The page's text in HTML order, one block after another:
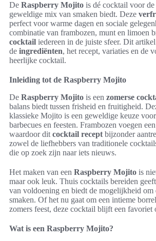
De Raspberry Mojito is dé cocktail voor de
geweldige mix van smaken biedt. Deze
perfect voor warme dagen en sociale
combinatie van frambozen, munt en limoen
cocktail iedereen in de juiste sfeer. Dit
de ingrediënten, het recept, variaties en de
heerlijke cocktail.
Inleiding tot de Raspberry Mojito
De Raspberry Mojito is een zomerse
balans biedt tussen frisheid en fruitigheid.
klassieke Mojito is een geweldige keuze
barbecues en feesten. Frambozen voegen
waardoor dit cocktail recept bijzonder
zowel de liefhebbers van traditionele
die op zoek zijn naar iets nieuws.
Het maken van een Raspberry Mojito is
maar ook leuk. Thuis cocktails bereiden
van voldoening en biedt de mogelijkheid om
smaken. Of het nu gaat om een intieme
zomers feest, deze cocktail blijft een favoriet
Wat is een Raspberry Mojito?